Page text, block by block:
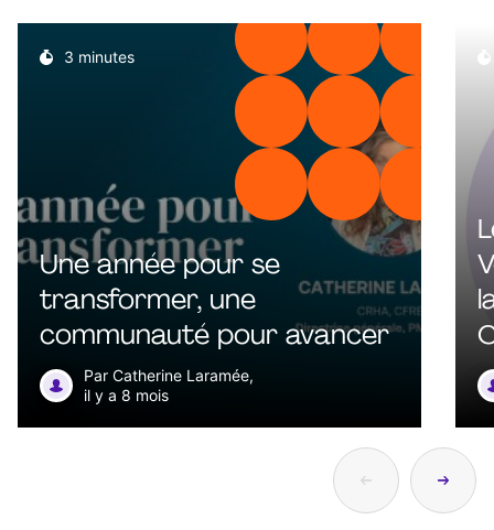
3 minutes
Une année pour se
transformer, une
communauté pour avancer
Par Catherine Laramée,
il y a 8 mois